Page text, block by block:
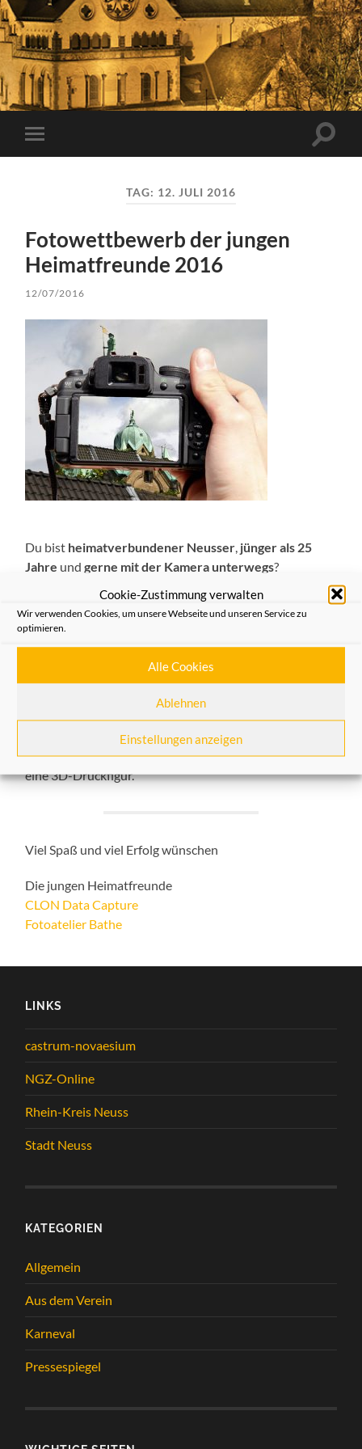
Cookie-Zustimmung verwalten
Wir verwenden Cookies, um unsere Webseite und unseren Service zu
optimieren.
Alle Cookies
Ablehnen
Einstellungen anzeigen
Mobile-
Menü
TAG: 12. JULI 2016
Fotowettbewerb der jungen
Heimatfreunde 2016
12/07/2016
Du bist heimatverbundener Neusser jünger als 25
Jahre undgerne mit der Kamera unterwegs?
Dann bist Du der perfekte Teilnehmer für unseren
Neusser Fotowettbewerb.
per E-Mail an
fotowettbewerb@heimatfreunde-neuss.de
Gewinnen kannst Du zum Beispiel einen Gutschein für
eine 3D-Druckfigur.
Viel Spaß und viel Erfolg wünschen
Die jungen Heimatfreunde
CLON Data Capture
Fotoatelier Bathe
LINKS
castrum-novaesium
NGZ-Online
Rhein-Kreis Neuss
Stadt Neuss
KATEGORIEN
Allgemein
Aus dem Verein
Karneval
Pressespiegel